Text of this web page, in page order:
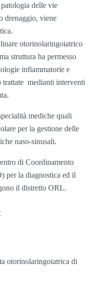
delle vie
drenaggio, viene
otorinolaringoiatrico
struttura ha permesso
infiammatorie e
trattate medianti interventi
mediche quali
per la gestione delle
naso-sinusali.
di Coordinamento
per la diagnostica ed il
il distretto ORL.
otorinolaringoiatrica di